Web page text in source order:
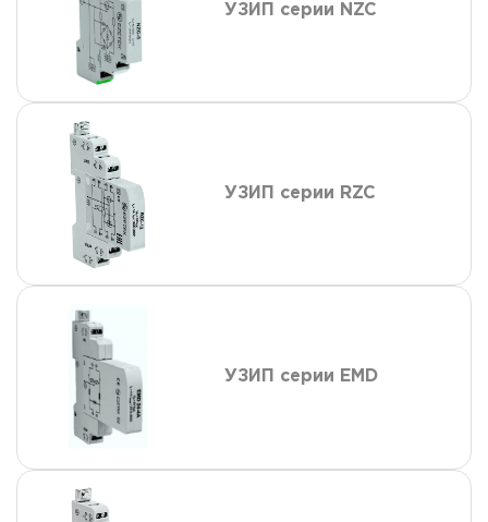
УЗИП серии NZC
УЗИП серии RZC
УЗИП серии EMD